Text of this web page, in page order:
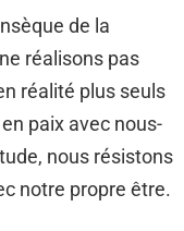
de la
réalisons pas
réalité plus seuls
paix avec nous-
nous résistons
notre propre être.